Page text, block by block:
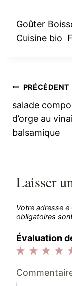
Goûter
Cuisine bio
Navigation
de
l’article
PRÉCÉDENT
salade
d’orge au
balsamique
Laisser
Votre adresse
obligatoires
Évaluation
étoiles
étoiles
étoile